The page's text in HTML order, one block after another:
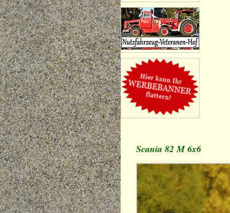
Scania 82 M 6x6